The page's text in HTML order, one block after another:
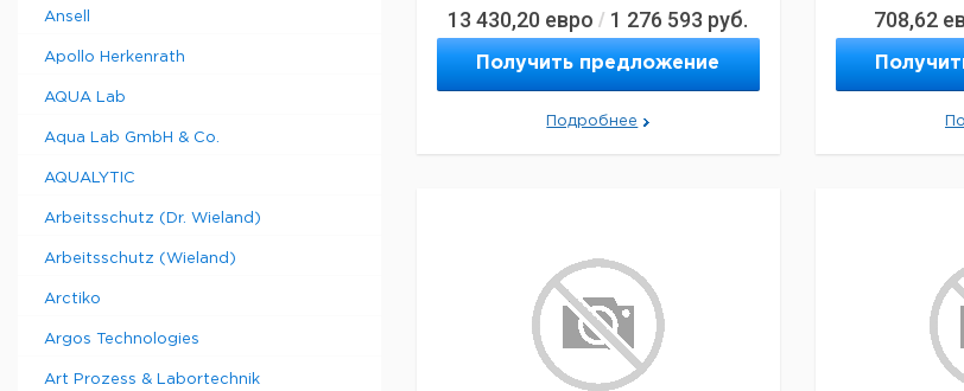
Ansell
Apollo Herkenrath
AQUA Lab
Aqua Lab GmbH & Co.
AQUALYTIC
Arbeitsschutz (Dr. Wieland)
Arbeitsschutz (Wieland)
Arctiko
Argos Technologies
Art Prozess & Labortechnik
13 430,20евро / 1 276 593 руб.
Получить предложение
Подробнее
708,62